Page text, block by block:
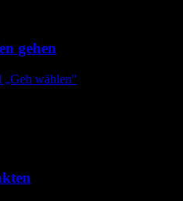
gehen
„Geh wählen"